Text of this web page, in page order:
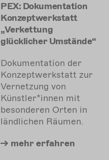
PEX: Dokumentation
Konzeptwerkstatt
„Verkettung
glücklicher Umstände“
Dokumentation der
Konzeptwerkstatt zur
Vernetzung von
Künstler*innen mit
besonderen Orten in
ländlichen Räumen.
mehr erfahren